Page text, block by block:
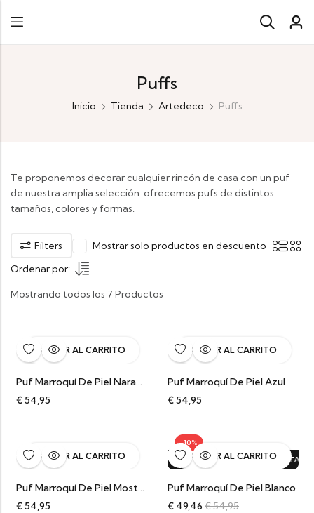
Puffs
Inicio Tienda Artedeco Puffs
Te proponemos decorar cualquier rincón de casa con un puf
de nuestra amplia selección: ofrecemos pufs de distintos
tamaños, colores y formas.
Filters
Mostrar solo productos en descuento
Ordenar por:
Mostrando todos los 7 Productos
AÑADIR AL CARRITO
Puf Marroquí De Piel Naranja
€54,95
AÑADIR AL CARRITO
Puf Marroquí De Piel Azul
€54,95
AÑADIR AL CARRITO
Puf Marroquí De Piel Mostaza
€54,95
-10%
10% DTO. ¡OFERTA! 10% ¡OFERTA!10%DTO. ¡OFERTA!10%
AÑADIR AL CARRITO
Puf Marroquí De Piel Blanco
€ 49,46 €54,95